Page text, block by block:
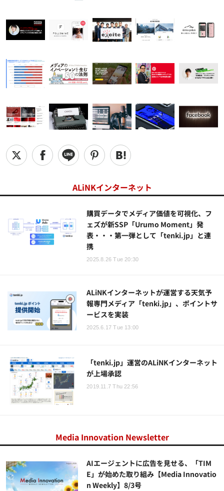
ALiNKインターネット
購買データでメディア価値を可視化、フ
ェズが新SSP「Urumo Moment」発
表・・・第一弾として「tenki.jp」と連
携
2025.8.26 Tue 20:30
ALiNKインターネットが運営する天気予
報専門メディア「tenki.jp」、ポイントサ
ービスを実装
2025.6.17 Tue 13:00
「tenki.jp」運営のALiNKインターネット
が上場承認
2019.11.7 Thu 22:56
Media Innovation Newsletter
AIエージェントに広告を見せる、「TIM
E」が始めた取り組み【Media Innovatio
n Weekly】8/3号